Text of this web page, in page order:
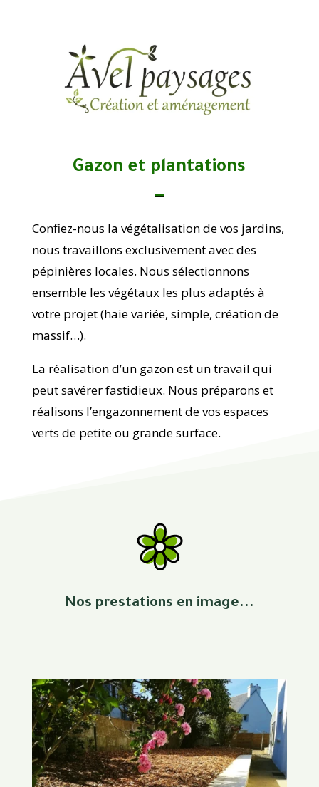
Gazon et plantations
Confiez-nous la végétalisation de vos jardins,
nous travaillons exclusivement avec des
pépinières locales. Nous sélectionnons
ensemble les végétaux les plus adaptés à
votre projet (haie variée, simple, création de
massif…).
La réalisation d’un gazon est un travail qui
peut savérer fastidieux. Nous préparons et
réalisons l’engazonnement de vos espaces
verts de petite ou grande surface.
Nos prestations en image...